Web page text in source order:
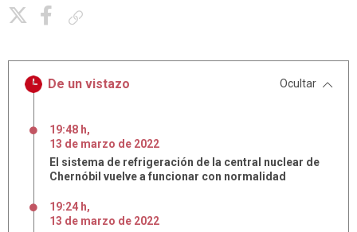
De un vistazo Ocultar
19:48 h,
13 de marzo de 2022
El sistema de refrigeración de la central nuclear de
Chernóbil vuelve a funcionar con normalidad
19:24 h,
13 de marzo de 2022